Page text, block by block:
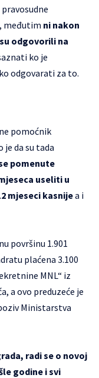
međutim ni nakon
odgovorili na
ko je
odgovarati za to.
pomoćnik
je da su tada
pomenute
useliti u
mjeseci kasnijea i
površinu 1.901
plaćena 3.100
MNL“ iz
a ovo preduzeće je
Ministarstva
radi se o novoj
godine i svi